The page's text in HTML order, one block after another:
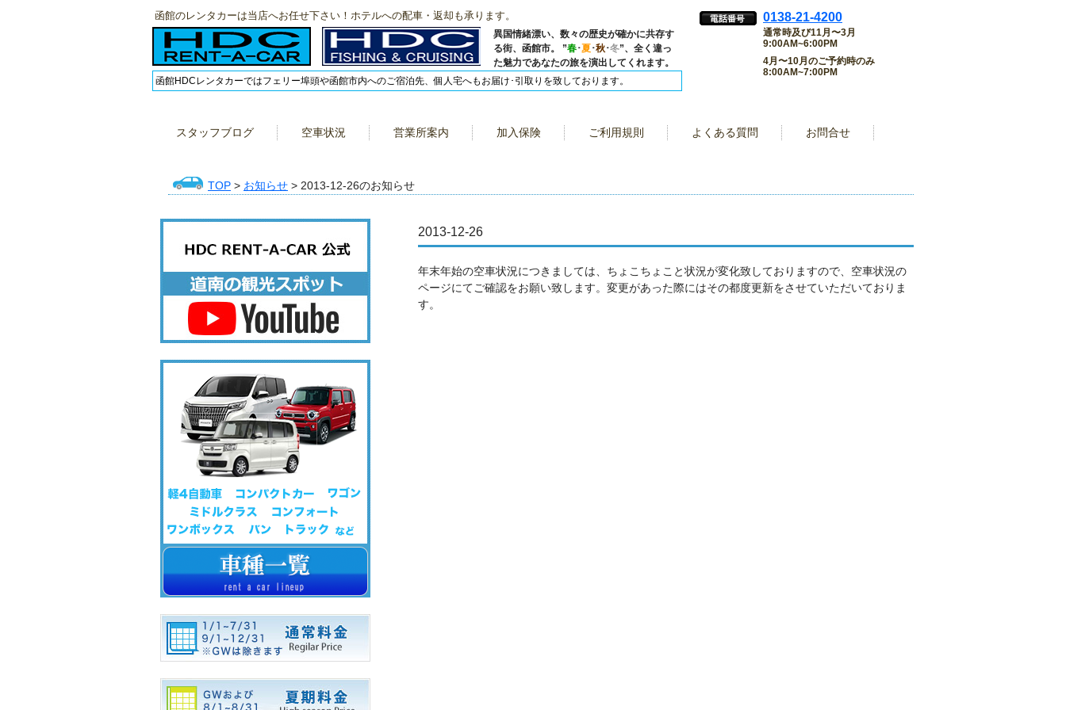
函館のレンタカーは当店へお任せ下さい！ホテルへの配車・返却も承ります。
異国情緒漂い、数々の歴史が確かに共存す
る街、函館市。 ”春･夏･秋･冬”、全く違っ
た魅力であなたの旅を演出してくれます。
函館HDCレンタカーではフェリー埠頭や函館市内へのご宿泊先、個人宅へもお届け･引取りを致しております。
0138-21-4200
通常時及び11月〜3月
9:00AM~6:00PM
4月〜10月のご予約時のみ
8:00AM~7:00PM
スタッフブログ 空車状況 営業所案内 加入保険 ご利用規則 よくある質問 お問合せ
TOP > お知らせ > 2013-12-26のお知らせ
2013-12-26
年末年始の空車状況につきましては、ちょこちょこと状況が変化致しておりますので、空車状況の
ページにてご確認をお願い致します。変更があった際にはその都度更新をさせていただいておりま
す。